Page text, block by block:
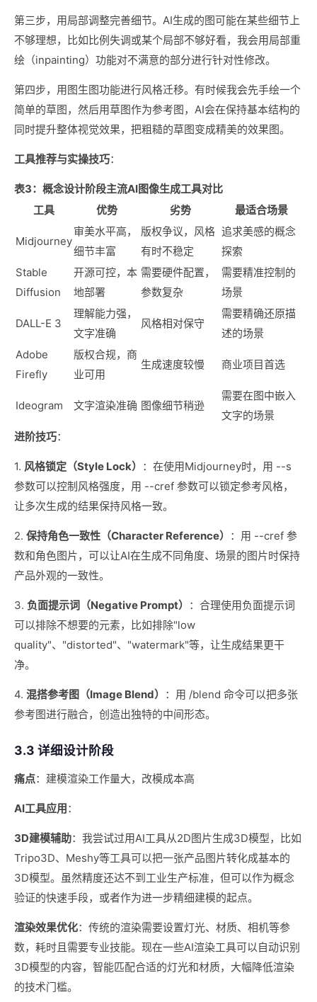
第三步，用局部调整完善细节。AI生成的图可能在某些细节上
不够理想，比如比例失调或某个局部不够好看，我会用局部重
绘（inpainting）功能对不满意的部分进行针对性修改。
第四步，用图生图功能进行风格迁移。有时候我会先手绘一个
简单的草图，然后用草图作为参考图，AI会在保持基本结构的
同时提升整体视觉效果，把粗糙的草图变成精美的效果图。
工具推荐与实操技巧：
表3：概念设计阶段主流AI图像生成工具对比
工具
优势 劣势 最适合场景
Midjourney
审美水平高，
细节丰富
版权争议，风格
有时不稳定
追求美感的概念
探索
Stable
Diffusion
开源可控，本
地部署
需要硬件配置，
参数复杂
需要精准控制的
场景
DALL-E 3
理解能力强，
文字准确
风格相对保守
需要精确还原描
述的场景
Adobe
Firefly
版权合规，商
业可用
生成速度较慢 商业项目首选
Ideogram 文字渲染准确 图像细节稍逊
需要在图中嵌入
文字的场景
进阶技巧：
1. 风格锁定（Style Lock） ：在使用Midjourney时，用 --s
参数可以控制风格强度，用 --cref 参数可以锁定参考风格，
让多次生成的结果保持风格一致。
2. 保持角色一致性（Character Reference） ：用 --cref 参
数和角色图片，可以让AI在生成不同角度、场景的图片时保持
产品外观的一致性。
3. 负面提示词（Negative Prompt） ：合理使用负面提示词
可以排除不想要的元素，比如排除"low
quality"、"distorted"、"watermark"等，让生成结果更干
净。
4. 混搭参考图（Image Blend） ：用 /blend 命令可以把多张
参考图进行融合，创造出独特的中间形态。
3.3 详细设计阶段
痛点：建模渲染工作量大，改模成本高
AI工具应用：
3D建模辅助：我尝试过用AI工具从2D图片生成3D模型，比如
Tripo3D、Meshy等工具可以把一张产品图片转化成基本的
3D模型。虽然精度还达不到工业生产标准，但可以作为概念
验证的快速手段，或者作为进一步精细建模的起点。
渲染效果优化：传统的渲染需要设置灯光、材质、相机等参
数，耗时且需要专业技能。现在一些AI渲染工具可以自动识别
3D模型的内容，智能匹配合适的灯光和材质，大幅降低渲染
的技术门槛。